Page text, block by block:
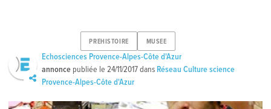
PREHISTOIRE MUSEE
Echosciences Provence-Alpes-Côte d'Azur
annonce publiée le24/11/2017dans Réseau Culture science
Provence-Alpes-Côte d'Azur